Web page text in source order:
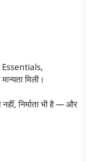
Essentials,
मिली।
नहीं, निर्माता भी है — और